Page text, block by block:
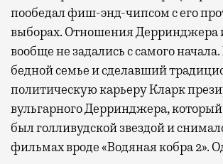
пообедал фиш-энд-чипсом с его
выборах. Отношения Дерринджера
вообще не задались с самого
бедной семье и сделавший
политическую карьеру Кларк
вульгарного Дерринджера,
был голливудской звездой и
фильмах вроде «Водяная кобра 2».